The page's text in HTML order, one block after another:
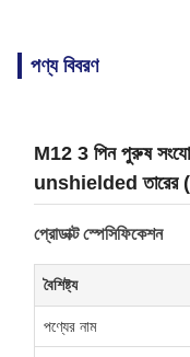
পণ্য বিবরণ
M12 3 পিন পুরুষ
unshielded তারের
প্রোডাক্ট স্পেসিফিকেশন
বৈশিষ্ট্য
পণ্যের নাম